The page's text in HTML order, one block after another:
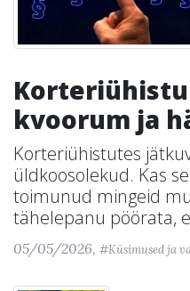
kvoorum ja
Korteriühistutes
üldkoosolekud. Kas
toimunud mingeid
tähelepanu pöörata,
05/05/2026, #Küsimused ja